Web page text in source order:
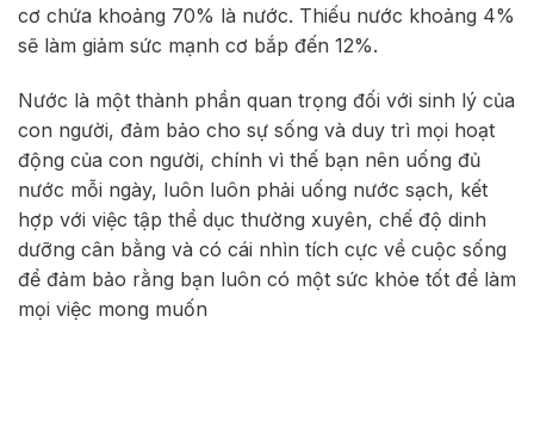
cơ chứa khoảng 70% là nước. Thiếu nước khoảng 4%
sẽ làm giảm sức mạnh cơ bắp đến 12%.
Nước là một thành phần quan trọng đối với sinh lý của
con người, đảm bảo cho sự sống và duy trì mọi hoạt
động của con người, chính vì thế bạn nên uống đủ
nước mỗi ngày, luôn luôn phải uống nước sạch, kết
hợp với việc tập thể dục thường xuyên, chế độ dinh
dưỡng cân bằng và có cái nhìn tích cực về cuộc sống
để đảm bảo rằng bạn luôn có một sức khỏe tốt để làm
mọi việc mong muốn